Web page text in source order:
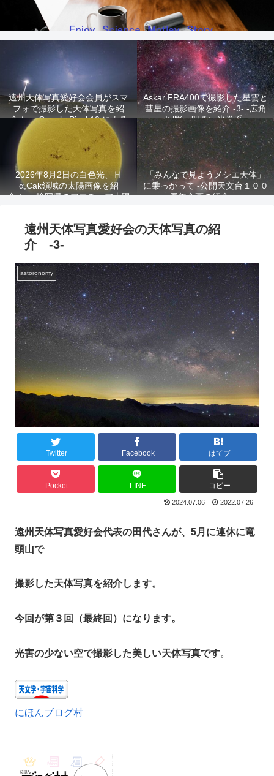
遠州天体写真愛好会会員がスマ
フォで撮影した天体写真を紹
介！ -Google Pixel 10 による
星景写真-
Askar FRA400で撮影した星雲と
彗星の撮影画像を紹介 -3- -広角
写野、明るい光学系-
2026年8月2日の白色光、Ｈ
α,Cak領域の太陽画像を紹
介！ -静岡県のアマチュア太陽
「みんなで見ようメシエ天体」
に乗っかって -公開天文台１００
周年企画の紹介-
遠州天体写真愛好会の天体写真の紹
介 -3-
astoronomy
Twitter Facebook はてブ
Pocket LINE コピー
2024.07.06 2022.07.26
遠州天体写真愛好会代表の田代さんが、5月に連休に竜
頭山で
撮影した天体写真を紹介します。
今回が第３回（最終回）になります。
光害の少ない空で撮影した美しい天体写真です。
にほんブログ村